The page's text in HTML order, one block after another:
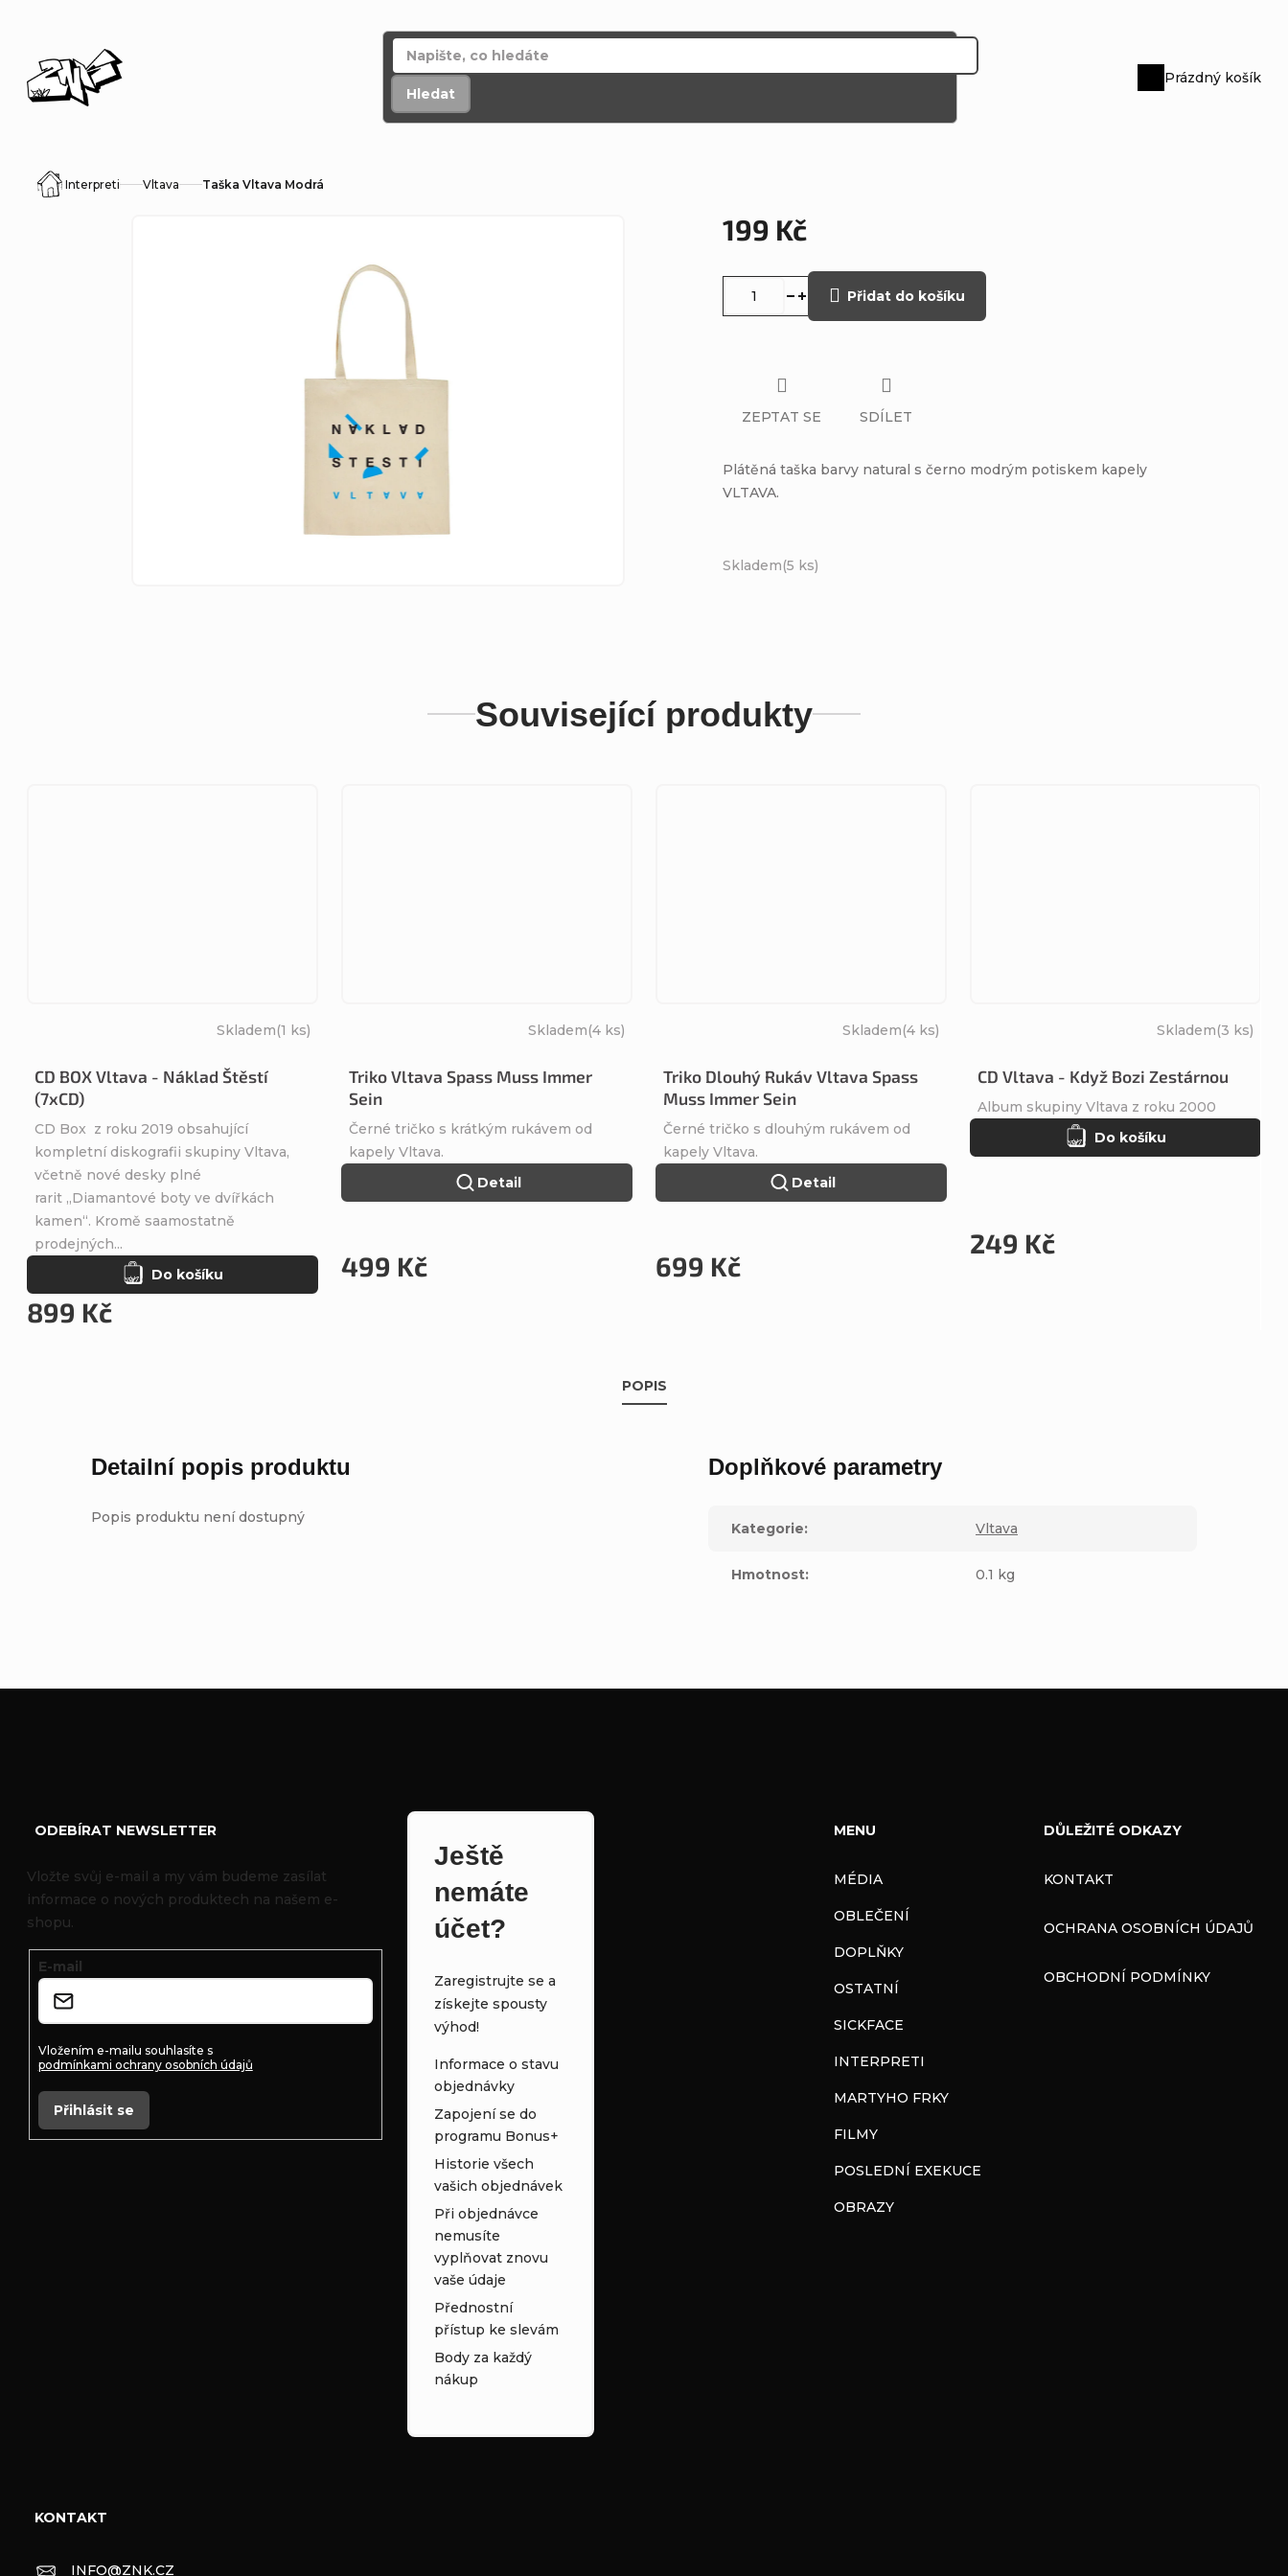
obsah
Hledat
Nákupní
Prázdný košík
Domů
Interpreti Vltava Taška Vltava Modrá
199 Kč
Skladem(5 ks)
Přidat do košíku
Plátěná taška barvy natural s černo modrým potiskem kapely
VLTAVA.
ZEPTAT SE SDÍLET
Související produkty
CD BOX Vltava - Náklad Štěstí
(7xCD)
Skladem(1 ks)
899 Kč
Do košíku
CD Box z roku 2019 obsahující
kompletní diskografii skupiny Vltava,
včetně nové desky plné
rarit „Diamantové boty ve dvířkách
kamen“. Kromě saamostatně
prodejných...
Triko Vltava Spass Muss Immer
Sein
Skladem(4 ks)
499 Kč
Detail
Černé tričko s krátkým rukávem od
kapely Vltava.
Triko Dlouhý Rukáv Vltava Spass
Muss Immer Sein
Skladem(4 ks)
699 Kč
Detail
Černé tričko s dlouhým rukávem od
kapely Vltava.
CD Vltava - Když Bozi Zestárnou
Skladem(3 ks)
249 Kč
Do košíku
Album skupiny Vltava z roku 2000
POPIS
Detailní popis produktu
Popis produktu není dostupný
Doplňkové parametry
Kategorie: Vltava
Hmotnost: 0.1 kg
ODEBÍRAT NEWSLETTER
Vložte svůj e-mail a my vám budeme zasílat
informace o nových produktech na našem e-
shopu.
E-mail
Vložením e-mailu souhlasíte s
podmínkami ochrany osobních údajů
Přihlásit se
Ještě
nemáte
účet?
Zaregistrujte se a
získejte spousty
výhod!
Informace o stavu
objednávky
Zapojení se do
programu Bonus+
Historie všech
vašich objednávek
Při objednávce
nemusíte
vyplňovat znovu
vaše údaje
Přednostní
přístup ke slevám
Body za každý
nákup
MENU
MÉDIA
OBLEČENÍ
DOPLŇKY
OSTATNÍ
SICKFACE
INTERPRETI
MARTYHO FRKY
FILMY
POSLEDNÍ EXEKUCE
OBRAZY
DŮLEŽITÉ ODKAZY
KONTAKT
OCHRANA OSOBNÍCH ÚDAJŮ
OBCHODNÍ PODMÍNKY
KONTAKT
INFO@ZNK.CZ